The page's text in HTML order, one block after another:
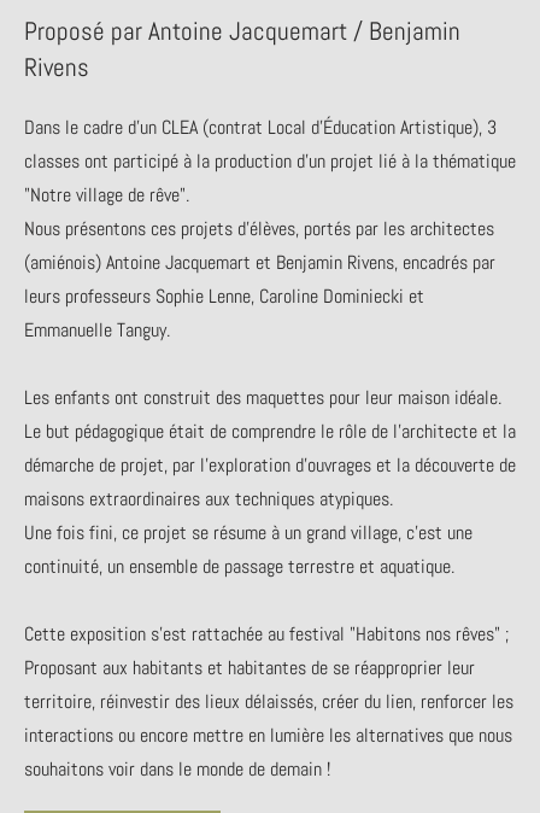
Proposé par Antoine Jacquemart / Benjamin
Rivens
Dans le cadre d’un CLEA (contrat Local d'Éducation Artistique), 3
classes ont participé à la production d'un projet lié à la thématique
"Notre village de rêve".
Nous présentons ces projets d'élèves, portés par les architectes
(amiénois) Antoine Jacquemart et Benjamin Rivens, encadrés par
leurs professeurs Sophie Lenne, Caroline Dominiecki et
Emmanuelle Tanguy.
Les enfants ont construit des maquettes pour leur maison idéale.
Le but pédagogique était de comprendre le rôle de l’architecte et la
démarche de projet, par l'exploration d’ouvrages et la découverte de
maisons extraordinaires aux techniques atypiques.
Une fois fini, ce projet se résume à un grand village, c’est une
continuité, un ensemble de passage terrestre et aquatique.
Cette exposition s'est rattachée au festival "Habitons nos rêves" ;
Proposant aux habitants et habitantes de se réapproprier leur
territoire, réinvestir des lieux délaissés, créer du lien, renforcer les
interactions ou encore mettre en lumière les alternatives que nous
souhaitons voir dans le monde de demain !